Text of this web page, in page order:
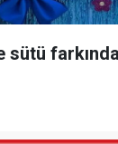
sütü